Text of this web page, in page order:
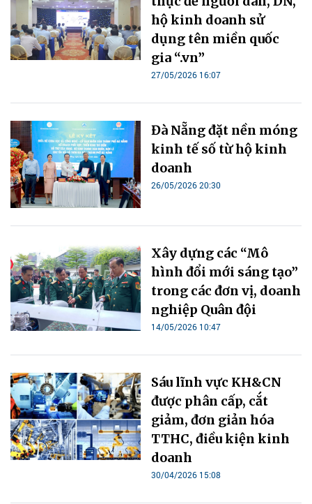
hộ kinh doanh sử
dụng tên miền quốc
gia “.vn”
27/05/2026 16:07
Đà Nẵng đặt nền móng
kinh tế số từ hộ kinh
doanh
26/05/2026 20:30
Xây dựng các “Mô
hình đổi mới sáng tạo”
trong các đơn vị, doanh
nghiệp Quân đội
14/05/2026 10:47
Sáu lĩnh vực KH&CN
được phân cấp, cắt
giảm, đơn giản hóa
TTHC, điều kiện kinh
doanh
30/04/2026 15:08